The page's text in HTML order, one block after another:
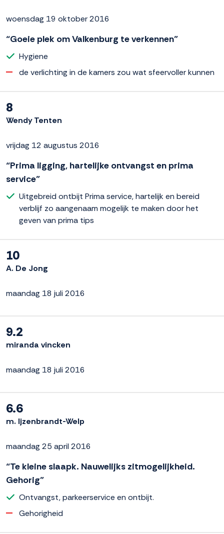
woensdag 19 oktober 2016
“Goeie plek om Valkenburg te verkennen”
Hygiene
de verlichting in de kamers zou wat sfeervoller kunnen
8
Wendy Tenten
vrijdag 12 augustus 2016
“Prima ligging, hartelijke ontvangst en prima
service”
Uitgebreid ontbijt Prima service, hartelijk en bereid
verblijf zo aangenaam mogelijk te maken door het
geven van prima tips
10
A. De Jong
maandag 18 juli 2016
9.2
miranda vincken
maandag 18 juli 2016
6.6
m. Ijzenbrandt-Welp
maandag 25 april 2016
“Te kleine slaapk. Nauwelijks zitmogelijkheid.
Gehorig”
Ontvangst, parkeerservice en ontbijt.
Gehorigheid